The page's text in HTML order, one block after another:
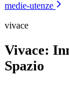
medie-utenze
vivace
Vivace:
Spazio